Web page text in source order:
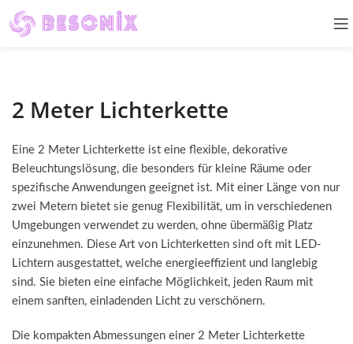
2 Meter Lichterkette
Eine 2 Meter Lichterkette ist eine flexible, dekorative
Beleuchtungslösung, die besonders für kleine Räume oder
spezifische Anwendungen geeignet ist. Mit einer Länge von nur
zwei Metern bietet sie genug Flexibilität, um in verschiedenen
Umgebungen verwendet zu werden, ohne übermäßig Platz
einzunehmen. Diese Art von Lichterketten sind oft mit LED-
Lichtern ausgestattet, welche energieeffizient und langlebig
sind. Sie bieten eine einfache Möglichkeit, jeden Raum mit
einem sanften, einladenden Licht zu verschönern.
Die kompakten Abmessungen einer 2 Meter Lichterkette